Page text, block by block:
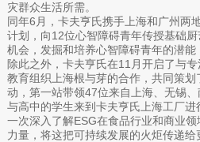
灾群众生活所需。
同年6月，卡夫亨氏携手上海和广州两
计划，向12位心智障碍青年传授基础
机会，发掘和培养心智障碍青年的潜能
除此之外，卡夫亨氏在11月开启了与
教育组织上海根与芽的合作，共同策
动，第一站带领47位来自上海、无锡
与高中的学生来到卡夫亨氏上海工厂
一次深入了解ESG在食品行业和商业
力量，将这把可持续发展的火炬传递给